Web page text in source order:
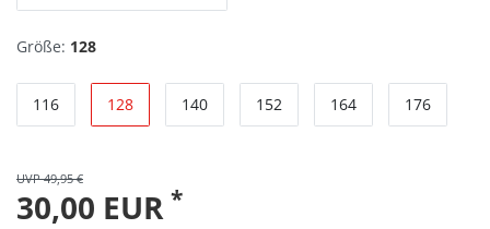
Größe: 128
116 128 140 152 164 176
UVP 49,95 €
30,00 EUR *